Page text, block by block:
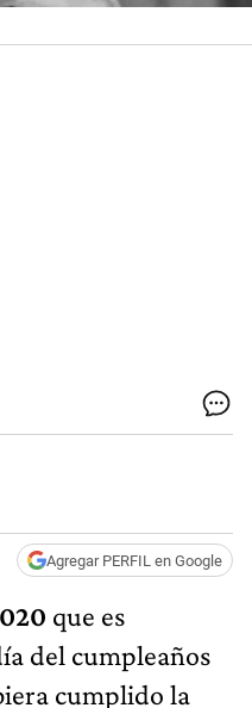
Agregar PERFIL en Google
que es
del cumpleaños
cumplido la